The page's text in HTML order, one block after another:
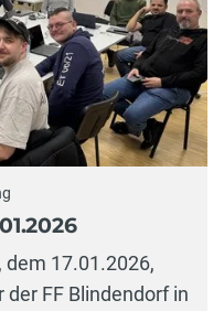
17.01.2026,
FF Blindendorf in